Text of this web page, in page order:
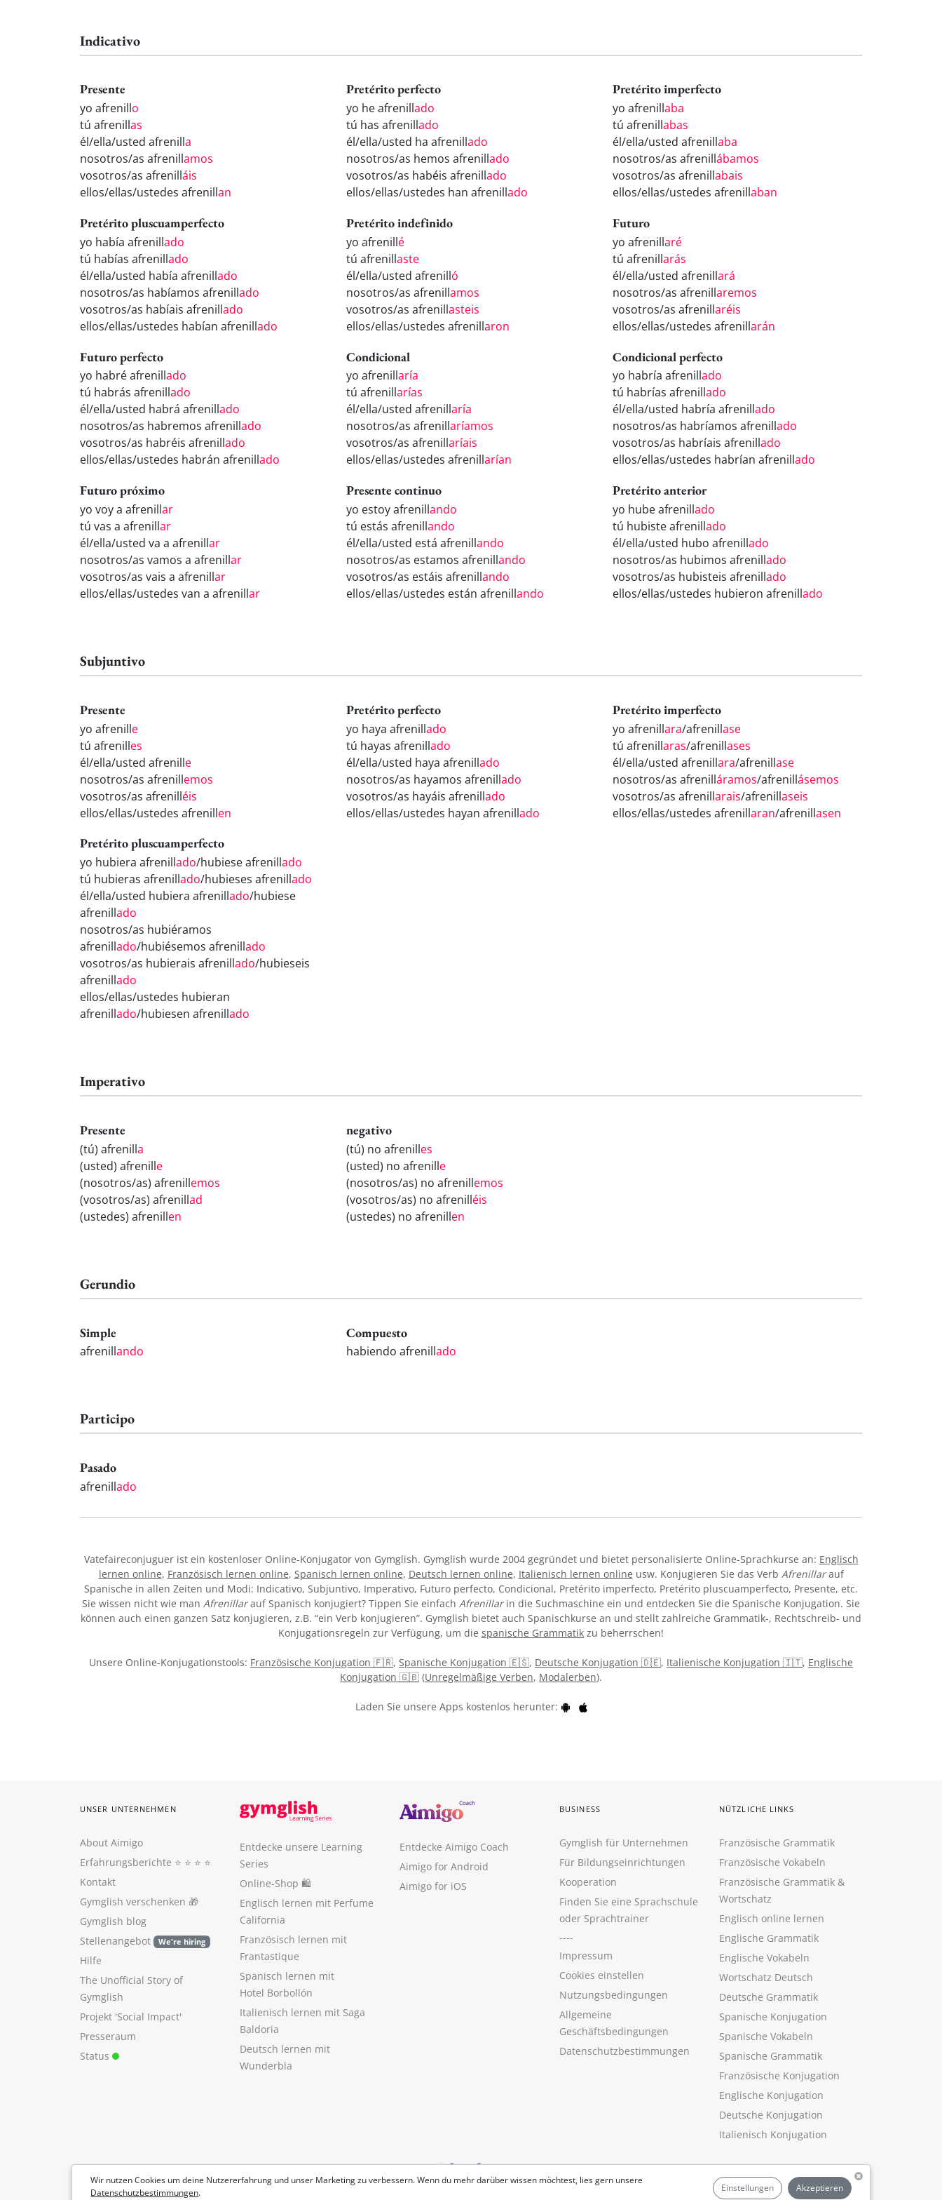
Indicativo
Presente
yo afrenillo
tú afrenillas
él/ella/usted afrenilla
nosotros/as afrenillamos
vosotros/as afrenilláis
ellos/ellas/ustedes afrenillan
Pretérito perfecto
yo he afrenillado
tú has afrenillado
él/ella/usted ha afrenillado
nosotros/as hemos afrenillado
vosotros/as habéis afrenillado
ellos/ellas/ustedes han afrenillado
Pretérito imperfecto
yo afrenillaba
tú afrenillabas
él/ella/usted afrenillaba
nosotros/as afrenillábamos
vosotros/as afrenillabais
ellos/ellas/ustedes afrenillaban
Pretérito pluscuamperfecto
yo había afrenillado
tú habías afrenillado
él/ella/usted había afrenillado
nosotros/as habíamos afrenillado
vosotros/as habíais afrenillado
ellos/ellas/ustedes habían afrenillado
Pretérito indefinido
yo afrenillé
tú afrenillaste
él/ella/usted afrenilló
nosotros/as afrenillamos
vosotros/as afrenillasteis
ellos/ellas/ustedes afrenillaron
Futuro
yo afrenillaré
tú afrenillarás
él/ella/usted afrenillará
nosotros/as afrenillaremos
vosotros/as afrenillaréis
ellos/ellas/ustedes afrenillarán
Futuro perfecto
yo habré afrenillado
tú habrás afrenillado
él/ella/usted habrá afrenillado
nosotros/as habremos afrenillado
vosotros/as habréis afrenillado
ellos/ellas/ustedes habrán afrenillado
Condicional
yo afrenillaría
tú afrenillarías
él/ella/usted afrenillaría
nosotros/as afrenillaríamos
vosotros/as afrenillaríais
ellos/ellas/ustedes afrenillarían
Condicional perfecto
yo habría afrenillado
tú habrías afrenillado
él/ella/usted habría afrenillado
nosotros/as habríamos afrenillado
vosotros/as habríais afrenillado
ellos/ellas/ustedes habrían afrenillado
Futuro próximo
yo voy a afrenillar
tú vas a afrenillar
él/ella/usted va a afrenillar
nosotros/as vamos a afrenillar
vosotros/as vais a afrenillar
ellos/ellas/ustedes van a afrenillar
Presente continuo
yo estoy afrenillando
tú estás afrenillando
él/ella/usted está afrenillando
nosotros/as estamos afrenillando
vosotros/as estáis afrenillando
ellos/ellas/ustedes están afrenillando
Pretérito anterior
yo hube afrenillado
tú hubiste afrenillado
él/ella/usted hubo afrenillado
nosotros/as hubimos afrenillado
vosotros/as hubisteis afrenillado
ellos/ellas/ustedes hubieron afrenillado
Subjuntivo
Presente
yo afrenille
tú afrenilles
él/ella/usted afrenille
nosotros/as afrenillemos
vosotros/as afrenilléis
ellos/ellas/ustedes afrenillen
Pretérito perfecto
yo haya afrenillado
tú hayas afrenillado
él/ella/usted haya afrenillado
nosotros/as hayamos afrenillado
vosotros/as hayáis afrenillado
ellos/ellas/ustedes hayan afrenillado
Pretérito imperfecto
yo afrenillara/afrenillase
tú afrenillaras/afrenillases
él/ella/usted afrenillara/afrenillase
nosotros/as afrenilláramos/afrenillásemos
vosotros/as afrenillarais/afrenillaseis
ellos/ellas/ustedes afrenillaran/afrenillasen
Pretérito pluscuamperfecto
yo hubiera afrenillado/hubiese afrenillado
tú hubieras afrenillado/hubieses afrenillado
él/ella/usted hubiera afrenillado/hubiese
afrenillado
nosotros/as hubiéramos
afrenillado/hubiésemos afrenillado
vosotros/as hubierais afrenillado/hubieseis
afrenillado
ellos/ellas/ustedes hubieran
afrenillado/hubiesen afrenillado
Imperativo
Presente
(tú) afrenilla
(usted) afrenille
(nosotros/as) afrenillemos
(vosotros/as) afrenillad
(ustedes) afrenillen
negativo
(tú) no afrenilles
(usted) no afrenille
(nosotros/as) no afrenillemos
(vosotros/as) no afrenilléis
(ustedes) no afrenillen
Gerundio
Simple
afrenillando
Compuesto
habiendo afrenillado
Participo
Pasado
afrenillado
Vatefaireconjuguer ist ein kostenloser Online-Konjugator von Gymglish. Gymglish wurde 2004 gegründet und bietet personalisierte Online-Sprachkurse an: Englisch
lernen online, Französisch lernen online, Spanisch lernen online, Deutsch lernen online, Italienisch lernen online usw. Konjugieren Sie das Verb Afrenillarauf
Spanische in allen Zeiten und Modi: Indicativo, Subjuntivo, Imperativo, Futuro perfecto, Condicional, Pretérito imperfecto, Pretérito pluscuamperfecto, Presente, etc.
Sie wissen nicht wie man Afrenillarauf Spanisch konjugiert? Tippen Sie einfach Afrenillarin die Suchmaschine ein und entdecken Sie die Spanische Konjugation. Sie
können auch einen ganzen Satz konjugieren, z.B. “ein Verb konjugieren”. Gymglish bietet auch Spanischkurse an und stellt zahlreiche Grammatik-, Rechtschreib- und
Konjugationsregeln zur Verfügung, um die spanische Grammatik zu beherrschen!
Unsere Online-Konjugationstools: Französische Konjugation 🇫🇷, Spanische Konjugation 🇪🇸, Deutsche Konjugation 🇩🇪, Italienische Konjugation 🇮🇹, Englische
Konjugation 🇬🇧 (Unregelmäßige Verben, Modalerben).
Laden Sie unsere Apps kostenlos herunter:
Wir nutzen Cookies um deine Nutzererfahrung und unser Marketing zu verbessern. Wenn du mehr darüber wissen möchtest, lies gern unsere
Datenschutzbestimmungen. Einstellungen Akzeptieren
UNSER UNTERNEHMEN
About Aimigo
Erfahrungsberichte ⭐️ ⭐️ ⭐️ ⭐️
Kontakt
Gymglish verschenken 🎁
Gymglish blog
Stellenangebot
We're hiring
Hilfe
The Unofficial Story of
Gymglish
Projekt 'Social Impact'
Presseraum
Status
Entdecke unsere Learning
Series
Online-Shop 🛍
Englisch lernen mit Perfume
California
Französisch lernen mit
Frantastique
Spanisch lernen mit
Hotel Borbollón
Italienisch lernen mit Saga
Baldoria
Deutsch lernen mit
Wunderbla
Entdecke Aimigo Coach
Aimigo for Android
Aimigo for iOS
BUSINESS
Gymglish für Unternehmen
Für Bildungseinrichtungen
Kooperation
Finden Sie eine Sprachschule
oder Sprachtrainer
----
Impressum
Cookies einstellen
Nutzungsbedingungen
Allgemeine
Geschäftsbedingungen
Datenschutzbestimmungen
NÜTZLICHE LINKS
Französische Grammatik
Französische Vokabeln
Französische Grammatik &
Wortschatz
Englisch online lernen
Englische Grammatik
Englische Vokabeln
Wortschatz Deutsch
Deutsche Grammatik
Spanische Konjugation
Spanische Vokabeln
Spanische Grammatik
Französische Konjugation
Englische Konjugation
Deutsche Konjugation
Italienisch Konjugation